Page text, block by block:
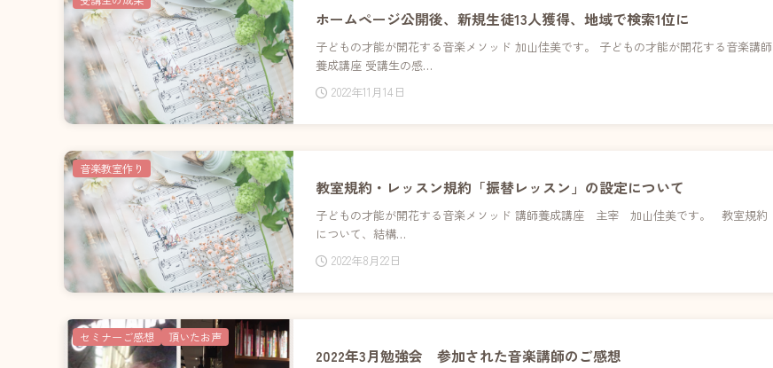
ホームページ公開後、新規生徒13人獲得、地域で検索1位に
子どもの才能が開花する音楽メソッド 加山佳美です。 子どもの才能が開花する音楽講師
養成講座 受講生の感…
2022年11月14日
教室規約・レッスン規約「振替レッスン」の設定について
子どもの才能が開花する音楽メソッド 講師養成講座 主宰 加山佳美です。 教室規約
について、結構…
2022年8月22日
音楽教室作り
2022年3月勉強会 参加された音楽講師のご感想
セミナーご感想 頂いたお声